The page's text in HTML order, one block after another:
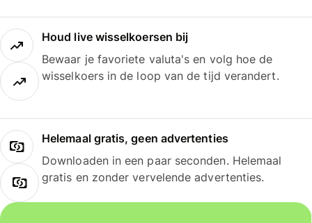
Houd live wisselkoersen bij
Bewaar je favoriete valuta's en volg hoe de
wisselkoers in de loop van de tijd verandert.
Helemaal gratis, geen advertenties
Downloaden in een paar seconden. Helemaal
gratis en zonder vervelende advertenties.